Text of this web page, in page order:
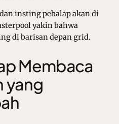
insting pebalap akan di
yakin bahwa
di barisan depan grid.
Membaca
yang